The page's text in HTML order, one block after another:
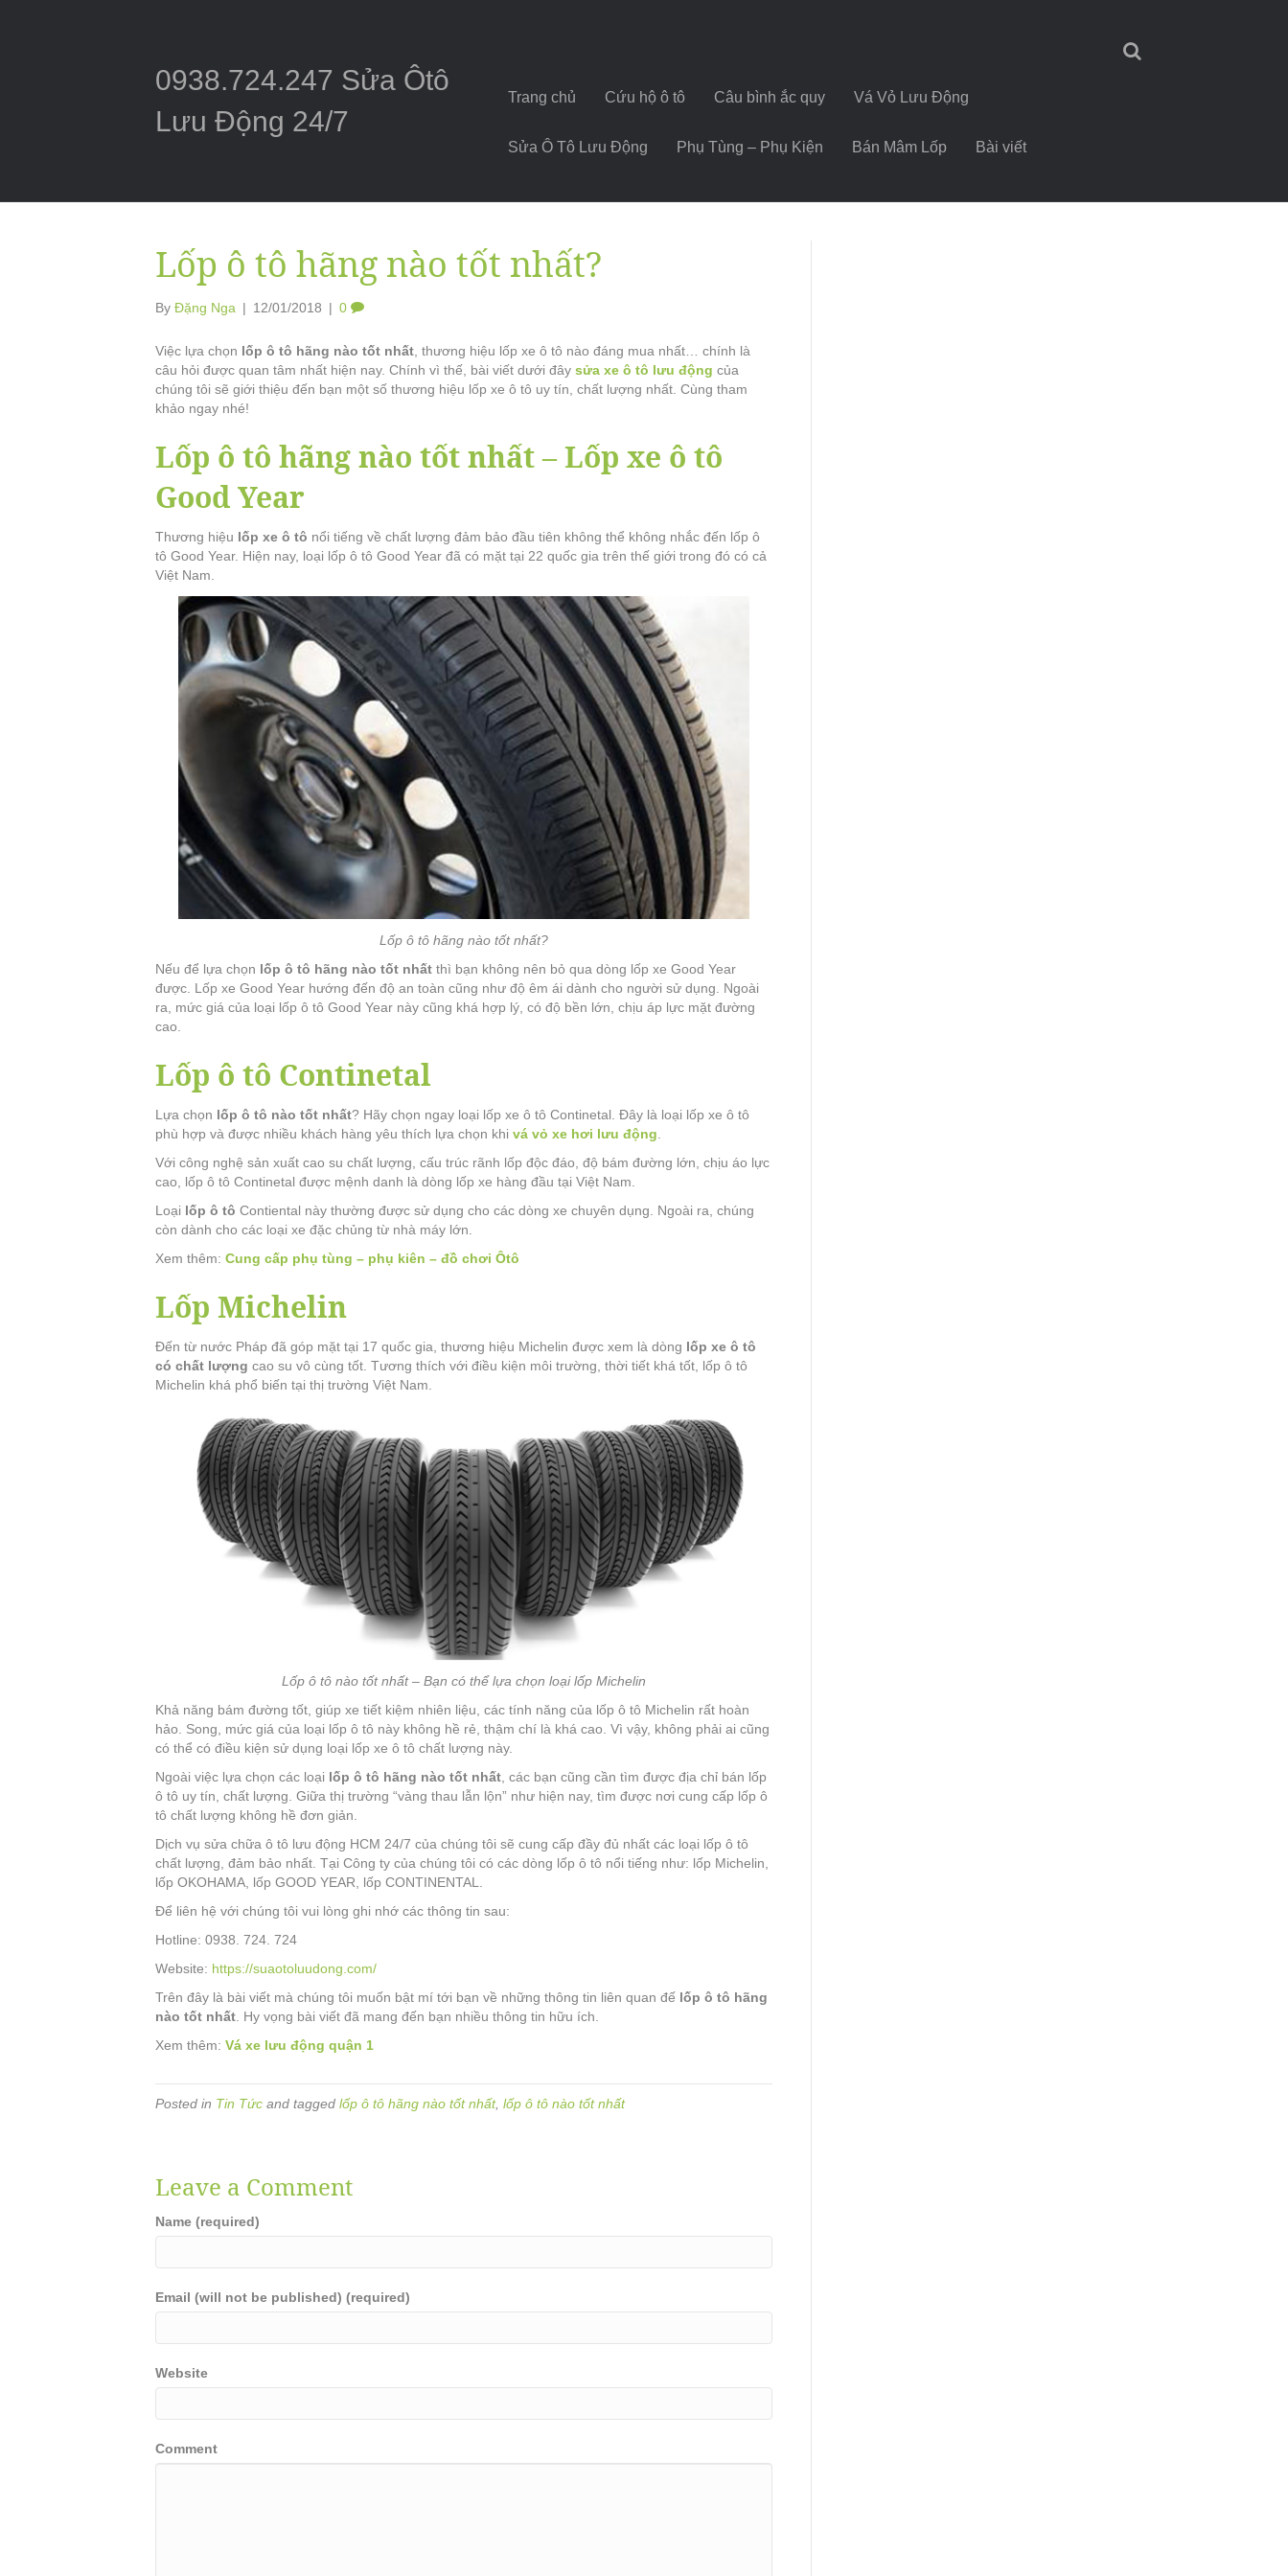
0938.724.247 Sửa Ôtô
Lưu Động 24/7
Trang chủ Cứu hộ ô tô Câu bình ắc quy Vá Vỏ Lưu Động
Sửa Ô Tô Lưu Động Phụ Tùng – Phụ Kiện Bán Mâm Lốp Bài viết
Lốp ô tô hãng nào tốt nhất?
By Đặng Nga | 12/01/2018 | 0
Việc lựa chọn lốp ô tô hãng nào tốt nhất , thương hiệu lốp xe ô tô nào đáng mua nhất… chính là
câu hỏi được quan tâm nhất hiện nay. Chính vì thế, bài viết dưới đây sửa xe ô tô lưu động của
chúng tôi sẽ giới thiệu đến bạn một số thương hiệu lốp xe ô tô uy tín, chất lượng nhất. Cùng tham
khảo ngay nhé!
Lốp ô tô hãng nào tốt nhất – Lốp xe ô tô
Good Year
Thương hiệu lốp xe ô tô nổi tiếng về chất lượng đảm bảo đầu tiên không thể không nhắc đến lốp ô
tô Good Year. Hiện nay, loại lốp ô tô Good Year đã có mặt tại 22 quốc gia trên thế giới trong đó có cả
Việt Nam.
Lốp ô tô hãng nào tốt nhất?
Nếu để lựa chọn lốp ô tô hãng nào tốt nhất thì bạn không nên bỏ qua dòng lốp xe Good Year
được. Lốp xe Good Year hướng đến độ an toàn cũng như độ êm ái dành cho người sử dụng. Ngoài
ra, mức giá của loại lốp ô tô Good Year này cũng khá hợp lý, có độ bền lớn, chịu áp lực mặt đường
cao.
Lốp ô tô Continetal
Lựa chọn lốp ô tô nào tốt nhất? Hãy chọn ngay loại lốp xe ô tô Continetal. Đây là loại lốp xe ô tô
phù hợp và được nhiều khách hàng yêu thích lựa chọn khi vá vỏ xe hơi lưu động.
Với công nghệ sản xuất cao su chất lượng, cấu trúc rãnh lốp độc đáo, độ bám đường lớn, chịu áo lực
cao, lốp ô tô Continetal được mệnh danh là dòng lốp xe hàng đầu tại Việt Nam.
Loại lốp ô tô Contiental này thường được sử dụng cho các dòng xe chuyên dụng. Ngoài ra, chúng
còn dành cho các loại xe đặc chủng từ nhà máy lớn.
Xem thêm: Cung cấp phụ tùng – phụ kiên – đồ chơi Ôtô
Lốp Michelin
Đến từ nước Pháp đã góp mặt tại 17 quốc gia, thương hiệu Michelin được xem là dòng lốp xe ô tô
có chất lượng cao su vô cùng tốt. Tương thích với điều kiện môi trường, thời tiết khá tốt, lốp ô tô
Michelin khá phổ biến tại thị trường Việt Nam.
Lốp ô tô nào tốt nhất – Bạn có thể lựa chọn loại lốp Michelin
Khả năng bám đường tốt, giúp xe tiết kiệm nhiên liệu, các tính năng của lốp ô tô Michelin rất hoàn
hảo. Song, mức giá của loại lốp ô tô này không hề rẻ, thậm chí là khá cao. Vì vậy, không phải ai cũng
có thể có điều kiện sử dụng loại lốp xe ô tô chất lượng này.
Ngoài việc lựa chọn các loại lốp ô tô hãng nào tốt nhất , các bạn cũng cần tìm được địa chỉ bán lốp
ô tô uy tín, chất lượng. Giữa thị trường “vàng thau lẫn lộn” như hiện nay, tìm được nơi cung cấp lốp ô
tô chất lượng không hề đơn giản.
Dịch vụ sửa chữa ô tô lưu động HCM 24/7 của chúng tôi sẽ cung cấp đầy đủ nhất các loại lốp ô tô
chất lượng, đảm bảo nhất. Tại Công ty của chúng tôi có các dòng lốp ô tô nổi tiếng như: lốp Michelin,
lốp OKOHAMA, lốp GOOD YEAR, lốp CONTINENTAL.
Để liên hệ với chúng tôi vui lòng ghi nhớ các thông tin sau:
Hotline: 0938. 724. 724
Website: https://suaotoluudong.com/
Trên đây là bài viết mà chúng tôi muốn bật mí tới bạn về những thông tin liên quan đế lốp ô tô hãng
nào tốt nhất . Hy vọng bài viết đã mang đến bạn nhiều thông tin hữu ích.
Xem thêm: Vá xe lưu động quận 1
Posted in Tin Tức and tagged lốp ô tô hãng nào tốt nhất, lốp ô tô nào tốt nhất
Leave a Comment
Name (required)
Email (will not be published) (required)
Website
Comment